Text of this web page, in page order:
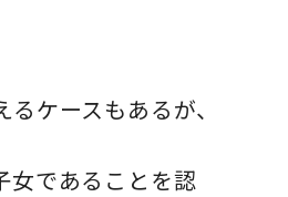
ケースもあるが、
女であることを認